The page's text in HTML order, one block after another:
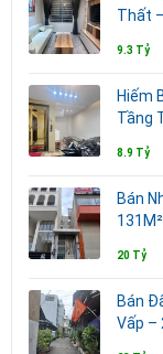
Thất
9.3 Tỷ
Hiếm
Tầng
8.9 Tỷ
Bán
20 Tỷ
Bán
Vấp –